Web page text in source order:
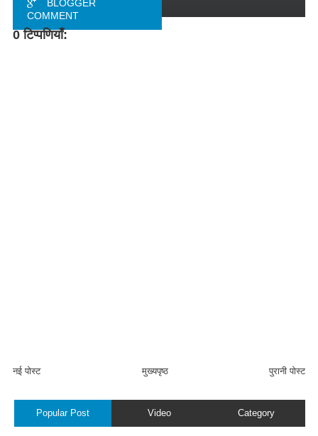
BLOGGER
COMMENT
0 टिप्पणियाँ:
नई पोस्ट पुरानी पोस्ट
मुख्यपृष्ठ
Popular Post Video Category